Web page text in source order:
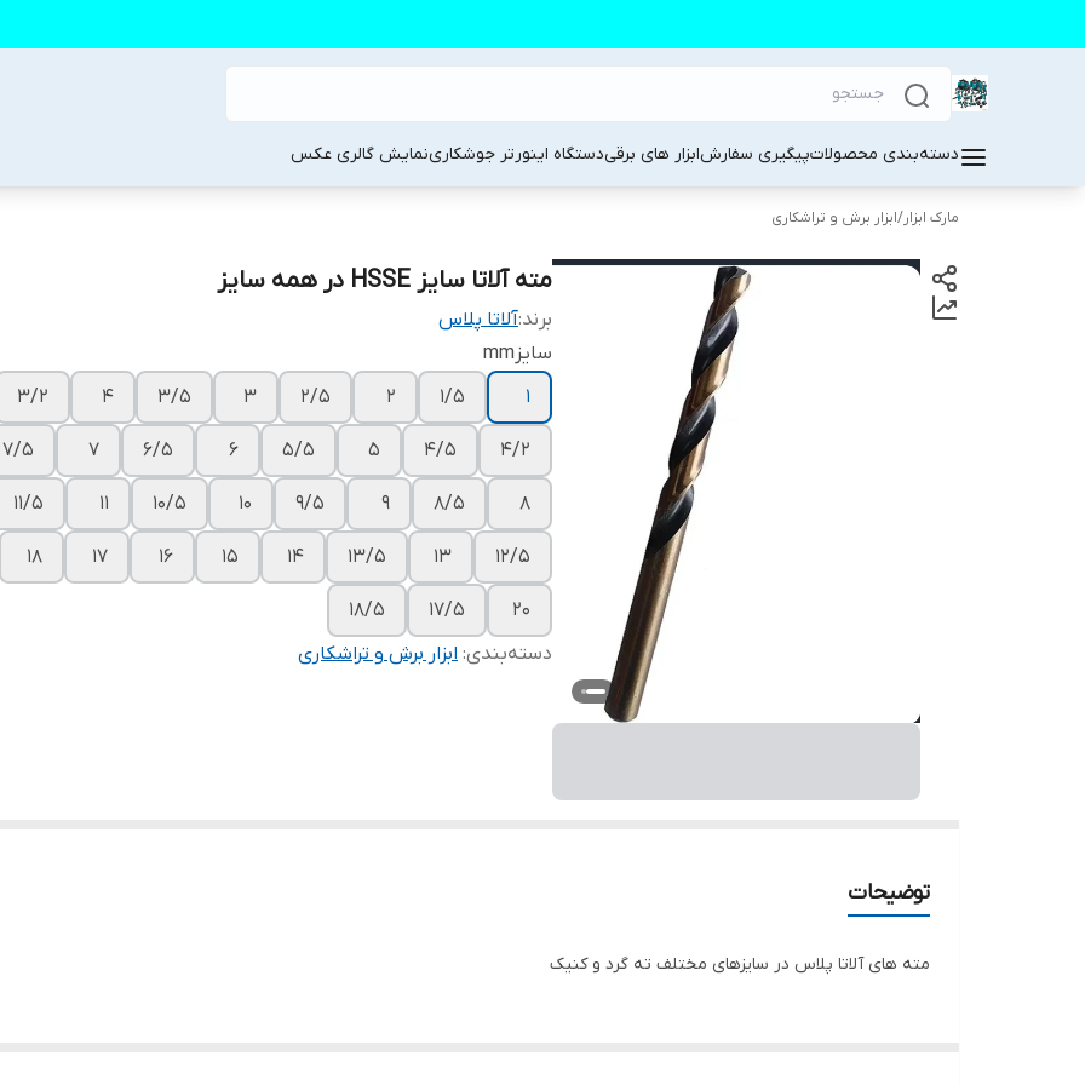
دسته‌بندی محصولاتپیگیری سفارشابزار های برقیدستگاه اینورتر جوشکارینمایش گالری عکس
مارک ابزار/ابزار برش و تراشکاری
مته آلاتا سایز HSSE در همه سایز
برند:آلاتا پلاس
سایزmm
۱
۱/۵ ۲ ۲/۵ ۳ ۳/۵ ۴ ۳/۲
۴/۲ ۴/۵ ۵ ۵/۵ ۶ ۶/۵ ۷ ۷/۵
۸ ۸/۵ ۹ ۹/۵ ۱۰ ۱۰/۵ ۱۱ ۱۱/۵
۱۲/۵ ۱۳ ۱۳/۵ ۱۴ ۱۵ ۱۶ ۱۷ ۱۸
۲۰ ۱۷/۵
۱۸/۵
دسته‌بندی: ابزار برش و تراشکاری
توضیحات
مته های آلاتا پلاس در سایزهای مختلف ته گرد و کنیک